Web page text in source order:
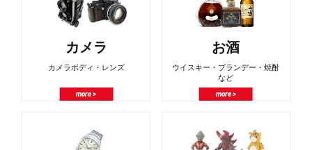
カメラ
カメラボディ・レンズ
more >
お酒
ウイスキー・ブランデー・焼酎
など
more >